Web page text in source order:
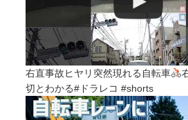
右直事故ヒヤリ突然現れる自転車
切とわかる#ドラレコ #shorts